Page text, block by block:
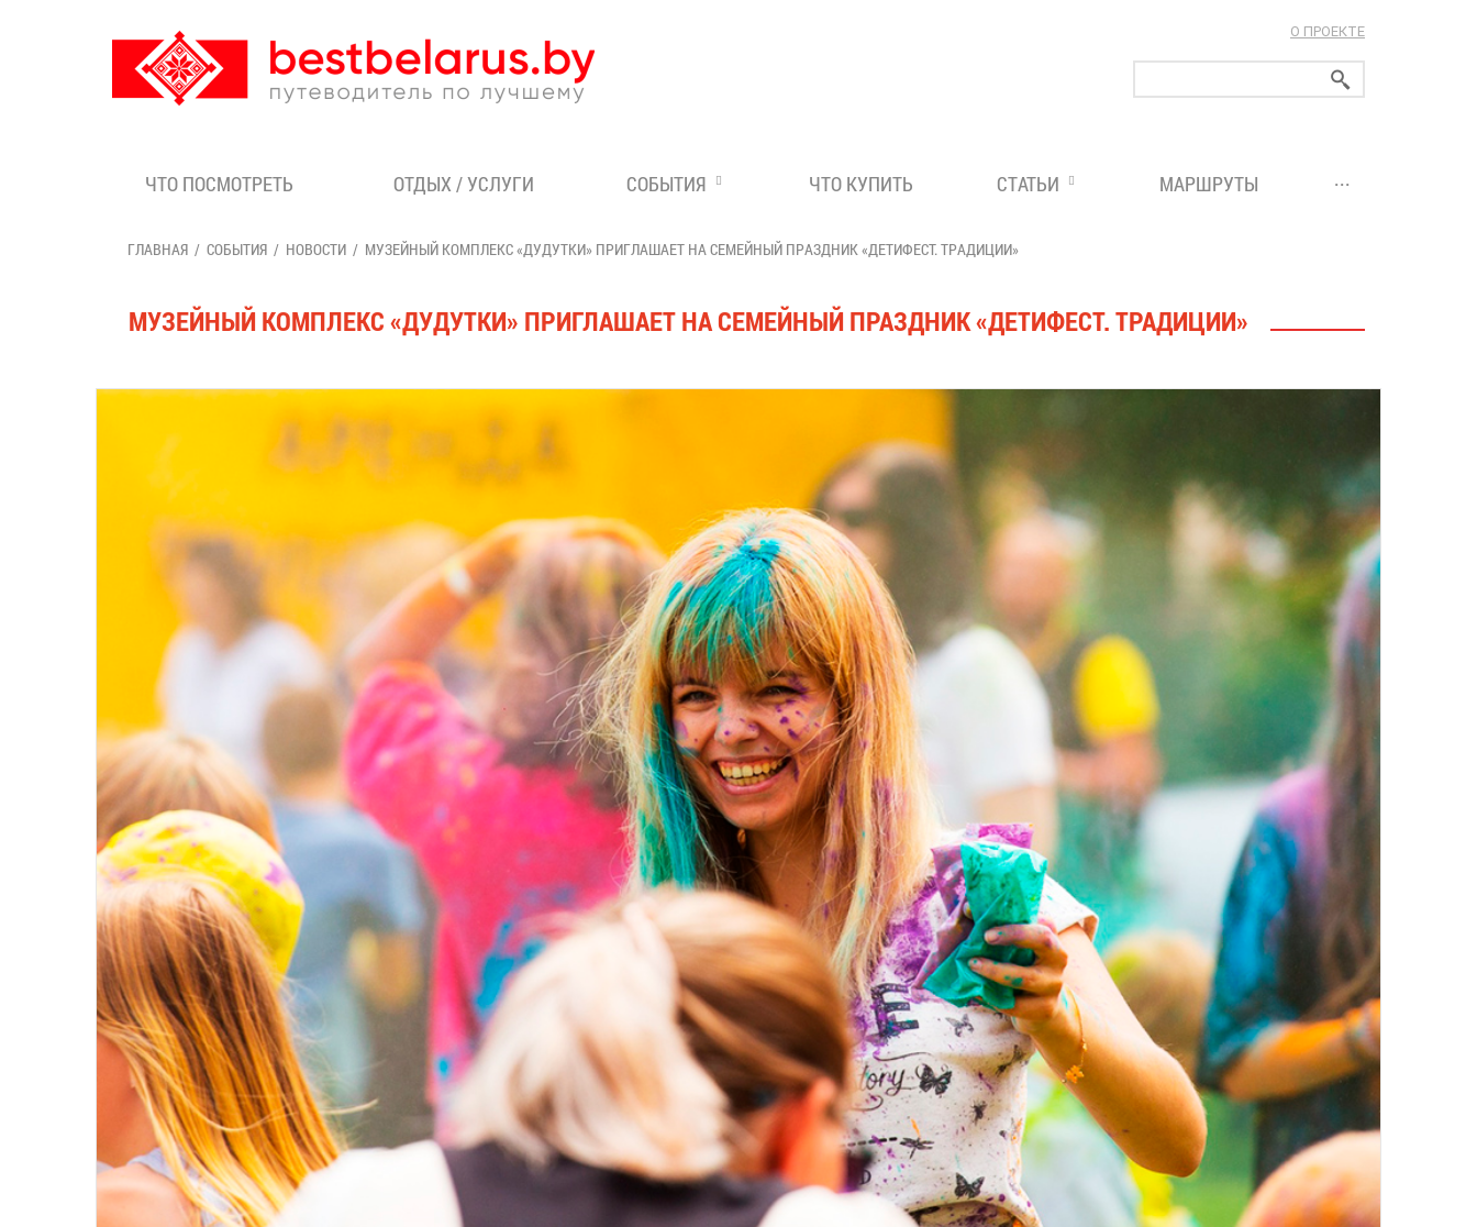
О ПРОЕКТЕ
ЧТО ПОСМОТРЕТЬ ОТДЫХ / УСЛУГИ СОБЫТИЯ ЧТО КУПИТЬ СТАТЬИ МАРШРУТЫ ...
ГЛАВНАЯ СОБЫТИЯ НОВОСТИ МУЗЕЙНЫЙ КОМПЛЕКС «ДУДУТКИ» ПРИГЛАШАЕТ НА СЕМЕЙНЫЙ ПРАЗДНИК «ДЕТИФЕСТ. ТРАДИЦИИ»
МУЗЕЙНЫЙ КОМПЛЕКС «ДУДУТКИ» ПРИГЛАШАЕТ НА СЕМЕЙНЫЙ ПРАЗДНИК «ДЕТИФЕСТ. ТРАДИЦИИ»